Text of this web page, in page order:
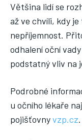
Většina lidí se
až ve chvíli, kdy
nepříjemnost.
odhalení oční
podstatný vliv na
Podrobné
u očního lékaře
pojišťovnyvzp.cz.